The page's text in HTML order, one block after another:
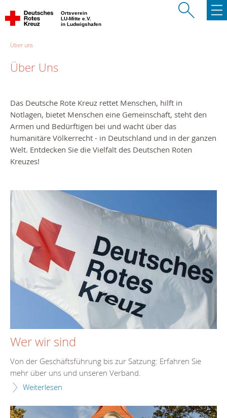
Ortsverein
LU-Mitte e.V.
in Ludwigshafen
Über uns
Über Uns
Das Deutsche Rote Kreuz rettet Menschen, hilft in
Notlagen, bietet Menschen eine Gemeinschaft, steht den
Armen und Bedürftigen bei und wacht über das
humanitäre Völkerrecht - in Deutschland und in der ganzen
Welt. Entdecken Sie die Vielfalt des Deutschen Roten
Kreuzes!
Wer wir sind
Von der Geschäftsführung bis zur Satzung: Erfahren Sie
mehr über uns und unseren Verband.
Weiterlesen